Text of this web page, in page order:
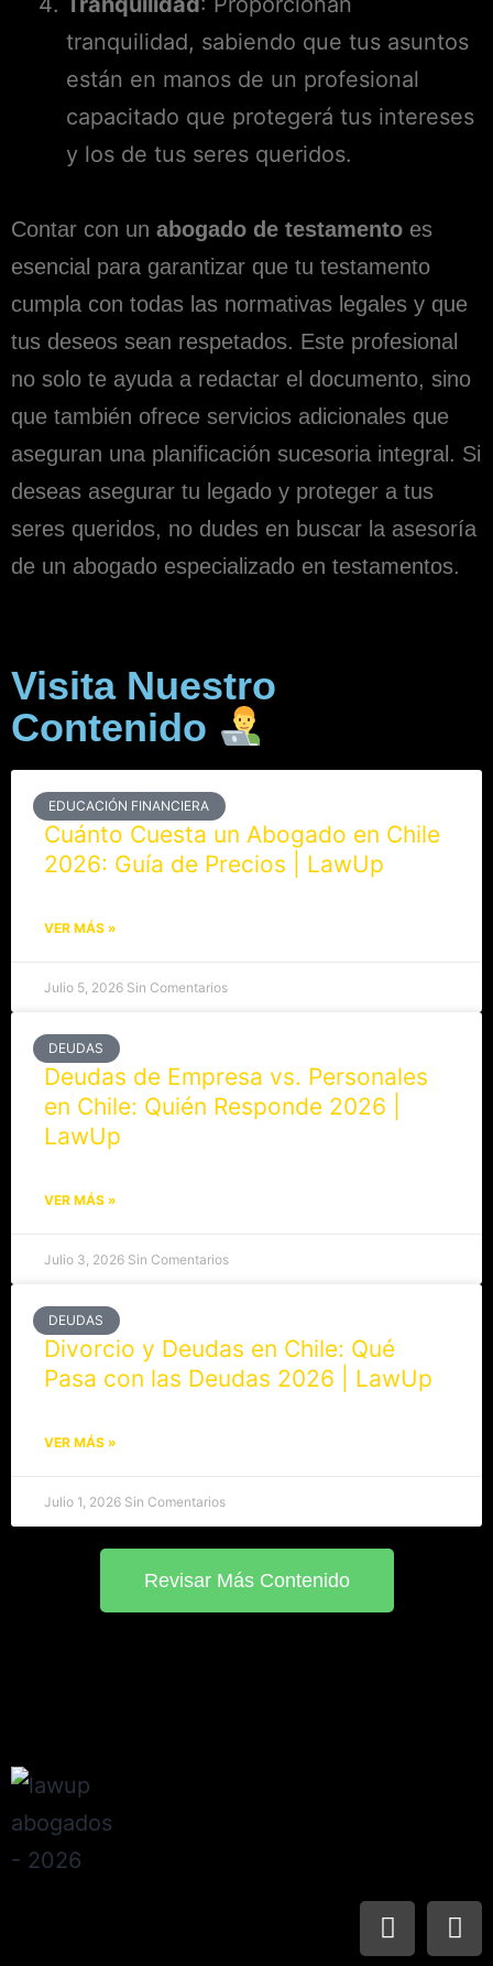
tranquilidad, sabiendo que tus asuntos
están en manos de un profesional
capacitado que protegerá tus intereses
y los de tus seres queridos.
Contar con un abogado de testamento es
esencial para garantizar que tu testamento
cumpla con todas las normativas legales y que
tus deseos sean respetados. Este profesional
no solo te ayuda a redactar el documento, sino
que también ofrece servicios adicionales que
aseguran una planificación sucesoria integral. Si
deseas asegurar tu legado y proteger a tus
seres queridos, no dudes en buscar la asesoría
de un abogado especializado en testamentos.
Visita Nuestro
Contenido
EDUCACIÓN FINANCIERA
Cuánto Cuesta un Abogado en Chile
2026: Guía de Precios | LawUp
VER MÁS »
Julio 5, 2026 Sin Comentarios
DEUDAS
Deudas de Empresa vs. Personales
en Chile: Quién Responde 2026 |
LawUp
VER MÁS »
Julio 3, 2026 Sin Comentarios
DEUDAS
Divorcio y Deudas en Chile: Qué
Pasa con las Deudas 2026 | LawUp
VER MÁS »
Julio 1, 2026 Sin Comentarios
Revisar Más Contenido